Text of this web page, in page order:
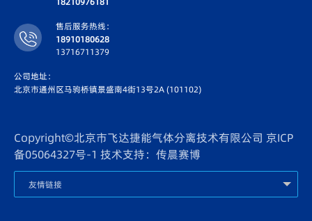
售后服务热线：
18910180628
13716711379
公司地址：
北京市通州区马驹桥镇景盛南4街13号2A (101102)
Copyright©北京市飞达捷能气体分离技术有限公司 京ICP
备05064327号-1 技术支持：传晨赛博